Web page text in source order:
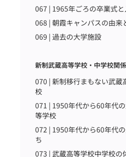
067 | 1965年ごろの卒業式
068 | 朝霞キャンパスの由来
069 | 過去の大学施設
新制武蔵高等学校・中学校関係
070 | 新制移行まもない武蔵
校
071 | 1950年代から60年代
等学校
072 | 1950年代から60年代
ち
073 | 武蔵高等学校中学校の